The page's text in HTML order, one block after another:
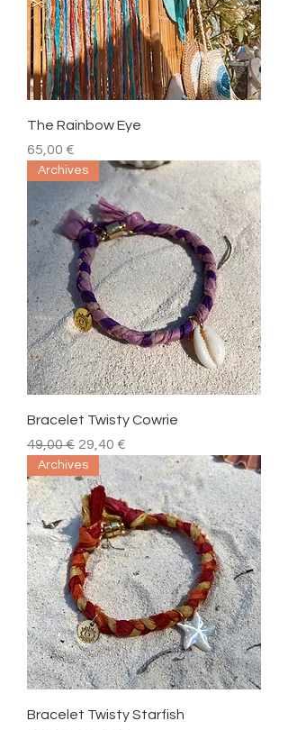
The Rainbow Eye
Prix
65,00 €
Archives
Bracelet Twisty Cowrie
Prix original
49,00 € Prix promotionnel
29,40 €
Archives
Bracelet Twisty Starfish